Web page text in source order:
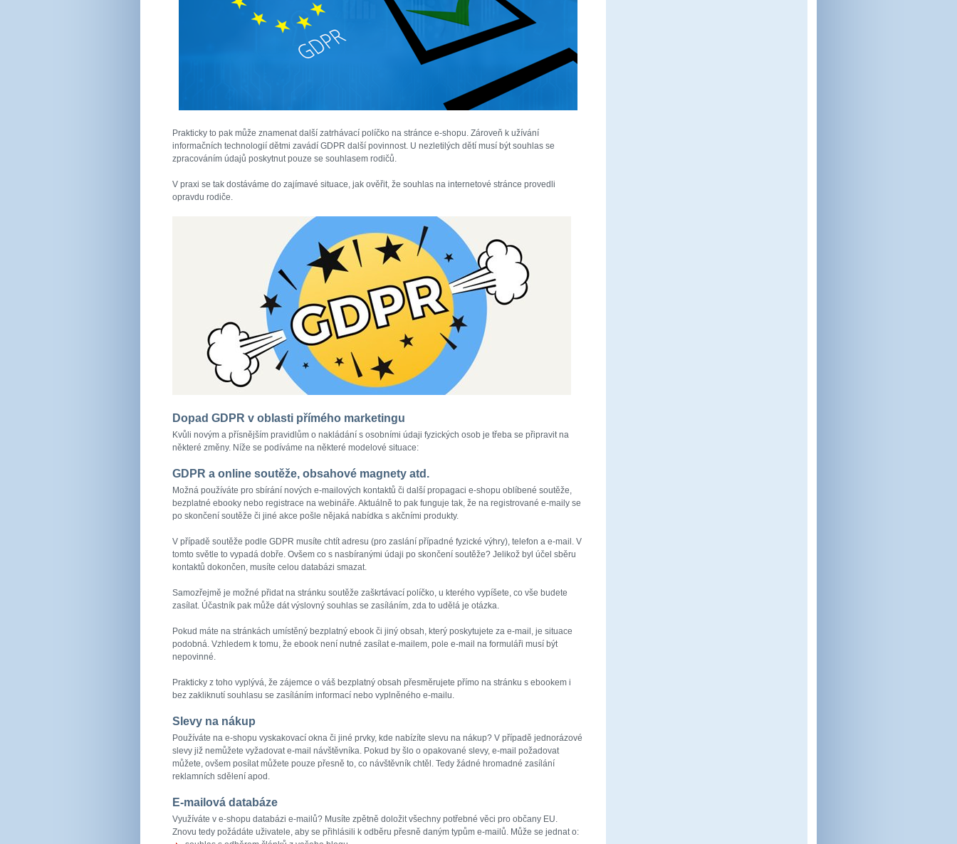
Prakticky to pak může znamenat další zatrhávací políčko na stránce e-shopu. Zároveň k užívání
informačních technologií dětmi zavádí GDPR další povinnost. U nezletilých dětí musí být souhlas se
zpracováním údajů poskytnut pouze se souhlasem rodičů.
V praxi se tak dostáváme do zajímavé situace, jak ověřit, že souhlas na internetové stránce provedli
opravdu rodiče.
Dopad GDPR v oblasti přímého marketingu
Kvůli novým a přísnějším pravidlům o nakládání s osobními údaji fyzických osob je třeba se připravit na
některé změny. Níže se podíváme na některé modelové situace:
GDPR a online soutěže, obsahové magnety atd.
Možná používáte pro sbírání nových e-mailových kontaktů či další propagaci e-shopu oblíbené soutěže,
bezplatné ebooky nebo registrace na webináře. Aktuálně to pak funguje tak, že na registrované e-maily se
po skončení soutěže či jiné akce pošle nějaká nabídka s akčními produkty.
V případě soutěže podle GDPR musíte chtít adresu (pro zaslání případné fyzické výhry), telefon a e-mail. V
tomto světle to vypadá dobře. Ovšem co s nasbíranými údaji po skončení soutěže? Jelikož byl účel sběru
kontaktů dokončen, musíte celou databázi smazat.
Samozřejmě je možné přidat na stránku soutěže zaškrtávací políčko, u kterého vypíšete, co vše budete
zasílat. Účastník pak může dát výslovný souhlas se zasíláním, zda to udělá je otázka.
Pokud máte na stránkách umístěný bezplatný ebook či jiný obsah, který poskytujete za e-mail, je situace
podobná. Vzhledem k tomu, že ebook není nutné zasílat e-mailem, pole e-mail na formuláři musí být
nepovinné.
Prakticky z toho vyplývá, že zájemce o váš bezplatný obsah přesměrujete přímo na stránku s ebookem i
bez zakliknutí souhlasu se zasíláním informací nebo vyplněného e-mailu.
Slevy na nákup
Používáte na e-shopu vyskakovací okna či jiné prvky, kde nabízíte slevu na nákup? V případě jednorázové
slevy již nemůžete vyžadovat e-mail návštěvníka. Pokud by šlo o opakované slevy, e-mail požadovat
můžete, ovšem posílat můžete pouze přesně to, co návštěvník chtěl. Tedy žádné hromadné zasílání
reklamních sdělení apod.
E-mailová databáze
Využíváte v e-shopu databázi e-mailů? Musíte zpětně doložit všechny potřebné věci pro občany EU.
Znovu tedy požádáte uživatele, aby se přihlásili k odběru přesně daným typům e-mailů. Může se jednat o: